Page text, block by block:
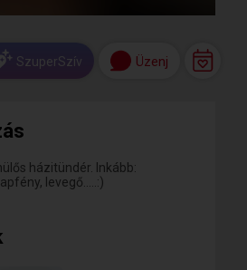
SzuperSzív Üzenj
házitündér. Inkább:
levegő.....:)